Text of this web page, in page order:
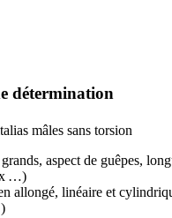
détermination
mâles sans torsion
aspect de guêpes,
…)
allongé, linéaire et